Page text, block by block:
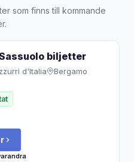
som finns till kommande
biljetter
d'Italia
Bergamo